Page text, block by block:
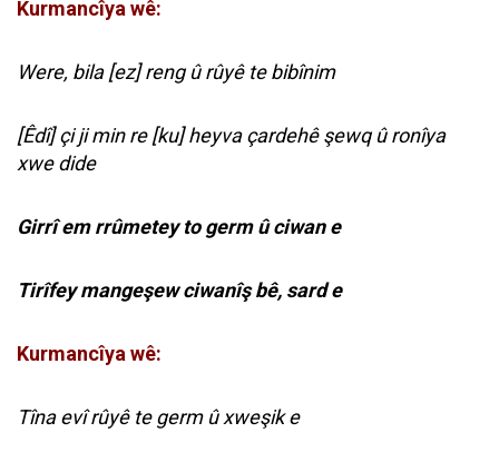
Kurmancîya wê:
Were, bila [ez] reng û rûyê te bibînim
[Êdî] çi ji min re [ku] heyva çardehê şewq û ronîya
xwe dide
Girrî em rrûmetey to germ û ciwan e
Tirîfey mangeşew ciwanîş bê, sard e
Kurmancîya wê:
Tîna evî rûyê te germ û xweşik e